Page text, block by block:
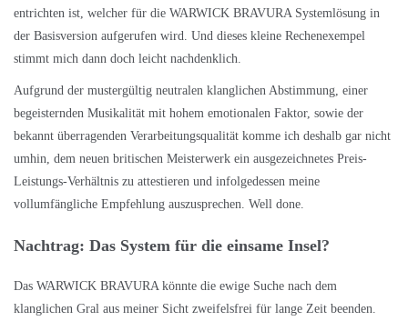
entrichten ist, welcher für die WARWICK BRAVURA Systemlösung in
der Basisversion aufgerufen wird. Und dieses kleine Rechenexempel
stimmt mich dann doch leicht nachdenklich.
Aufgrund der mustergültig neutralen klanglichen Abstimmung, einer
begeisternden Musikalität mit hohem emotionalen Faktor, sowie der
bekannt überragenden Verarbeitungsqualität komme ich deshalb gar nicht
umhin, dem neuen britischen Meisterwerk ein ausgezeichnetes Preis-
Leistungs-Verhältnis zu attestieren und infolgedessen meine
vollumfängliche Empfehlung auszusprechen. Well done.
Nachtrag: Das System für die einsame Insel?
Das WARWICK BRAVURA könnte die ewige Suche nach dem
klanglichen Gral aus meiner Sicht zweifelsfrei für lange Zeit beenden.